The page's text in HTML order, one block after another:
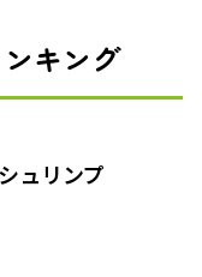
キング
ュリンプ